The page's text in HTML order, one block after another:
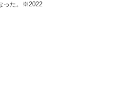
った。※2022